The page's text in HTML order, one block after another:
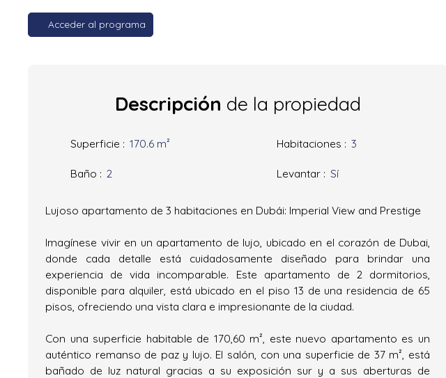
Acceder al programa
Descripción de la propiedad
Superficie : 170.6 m² Habitaciones : 3
Baño : 2 Levantar : Sí
Lujoso apartamento de 3 habitaciones en Dubái: Imperial View and Prestige
Imagínese vivir en un apartamento de lujo, ubicado en el corazón de Dubai,
donde cada detalle está cuidadosamente diseñado para brindar una
experiencia de vida incomparable. Este apartamento de 2 dormitorios,
disponible para alquiler, está ubicado en el piso 13 de una residencia de 65
pisos, ofreciendo una vista clara e impresionante de la ciudad.
Con una superficie habitable de 170,60 m², este nuevo apartamento es un
auténtico remanso de paz y lujo. El salón, con una superficie de 37 m², está
bañado de luz natural gracias a su exposición sur y a sus aberturas de